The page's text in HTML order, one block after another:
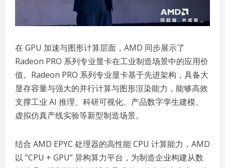
在 GPU 加速与图形计算层面，AMD 同步展示了
Radeon PRO 系列专业显卡在工业制造场景中的应用价
值。Radeon PRO 系列专业显卡基于先进架构，具备大
显存容量与强大的并行计算与图形渲染能力，能够高效
支撑工业 AI 推理、科研可视化、产品数字孪生建模、
虚拟仿真产线实验等新型制造场景。
结合 AMD EPYC 处理器的高性能 CPU 计算能力，AMD
以 “CPU + GPU” 异构算力平台，为制造企业构建从数